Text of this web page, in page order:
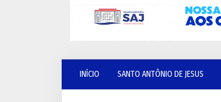
INÍCIO SANTO ANTÔNIO DE JESUS